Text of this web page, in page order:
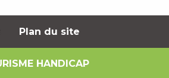
Plan du site
HANDICAP